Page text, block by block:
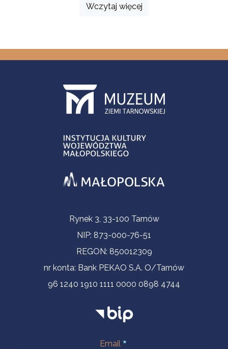
Wczytaj więcej
Informacje kontaktoweRynek 3, 33-100 Tarnów
NIP: 873-000-76-51
REGON: 850012309
nr konta: Bank PEKAO S.A. O/Tarnów
96 1240 1910 1111 0000 0898 4744
Email